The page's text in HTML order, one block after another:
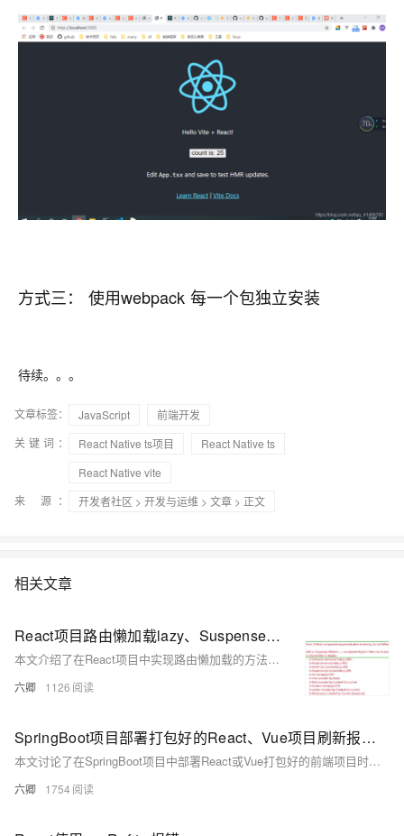
方式三： 使用webpack 每一个包独立安装
待续。。。
文章标签： JavaScript
前端开发
关键词：
React Native ts项目
React Native ts
React Native vite
来 源：
开发者社区 > 开发与运维 > 文章 > 正文
相关文章
React项目路由懒加载lazy、Suspense，使第一次打开项目页面变快
本文介绍了在React项目中实现路由懒加载的方法，使用React提供的`lazy`和`Suspense`来优化项目首次加载的速度。通过将路由组件改为懒加载的方式，可以显著减少初始包的大小，从而加快首次加载速度。文章还展示了如何使用`Suspense`组件包裹`Switch`来实现懒加载过程中的fallback效果，并提供了使用前后的加载时间对比，说明了懒加载对性能的提升作用。
六卿 1126
SpringBoot项目部署打包好的React、Vue项目刷新报错404
本文讨论了在SpringBoot项目中部署React或Vue打包好的前端项目时，刷新页面导致404错误的问题，并提供了两种解决方案：一是在SpringBoot启动类中配置错误页面重定向到index.html，二是将前端路由改为hash模式以避免刷新问题。
六卿 1754